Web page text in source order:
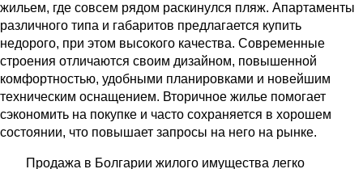
жильем, где совсем рядом раскинулся пляж. Апартаменты
различного типа и габаритов предлагается купить
недорого, при этом высокого качества. Современные
строения отличаются своим дизайном, повышенной
комфортностью, удобными планировками и новейшим
техническим оснащением. Вторичное жилье помогает
сэкономить на покупке и часто сохраняется в хорошем
состоянии, что повышает запросы на него на рынке.
Продажа в Болгарии жилого имущества легко